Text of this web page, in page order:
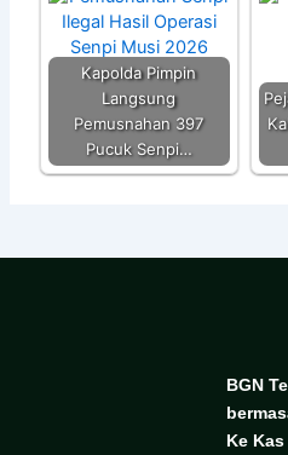
Kapolda Pimpin
Langsung
Pemusnahan 397
Pucuk Senpi…
BGN
Ke